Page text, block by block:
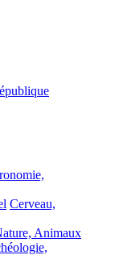
Cerveau,
Animaux